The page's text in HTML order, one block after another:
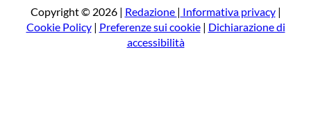
a
Copyright © 2026 | Redazione | Informativa privacy|
Cookie Policy| Preferenze sui cookie| Dichiarazione di
accessibilità